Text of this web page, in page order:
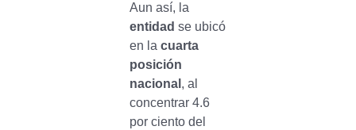
Aun así, la
entidad se ubicó
en la cuarta
posición
nacional , al
concentrar 4.6
por ciento del